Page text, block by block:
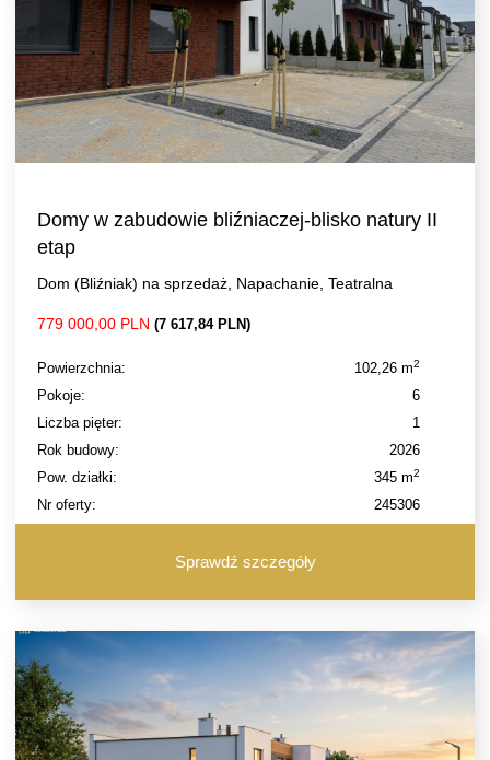
Domy w zabudowie bliźniaczej-blisko natury II
etap
Dom (Bliźniak) na sprzedaż, Napachanie, Teatralna
779 000,00 PLN (7 617,84 PLN)
Powierzchnia: 102,26 m2
Pokoje:
6
Liczba pięter:
1
Rok budowy:
2026
Pow. działki:
345 m2
Nr oferty: 245306
Sprawdź szczegóły